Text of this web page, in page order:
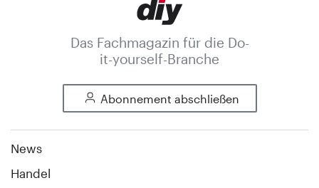
Das Fachmagazin für die Do-
it-yourself-Branche
Abonnement abschließen
News
Handel